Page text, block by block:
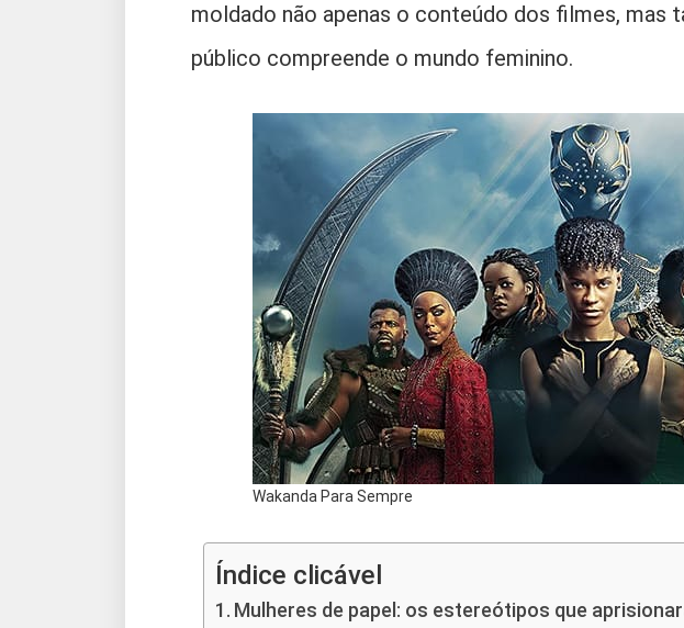
moldado não apenas o conteúdo dos filmes, mas
público compreende o mundo feminino.
Wakanda Para Sempre
Índice clicável
Mulheres de papel: os estereótipos que